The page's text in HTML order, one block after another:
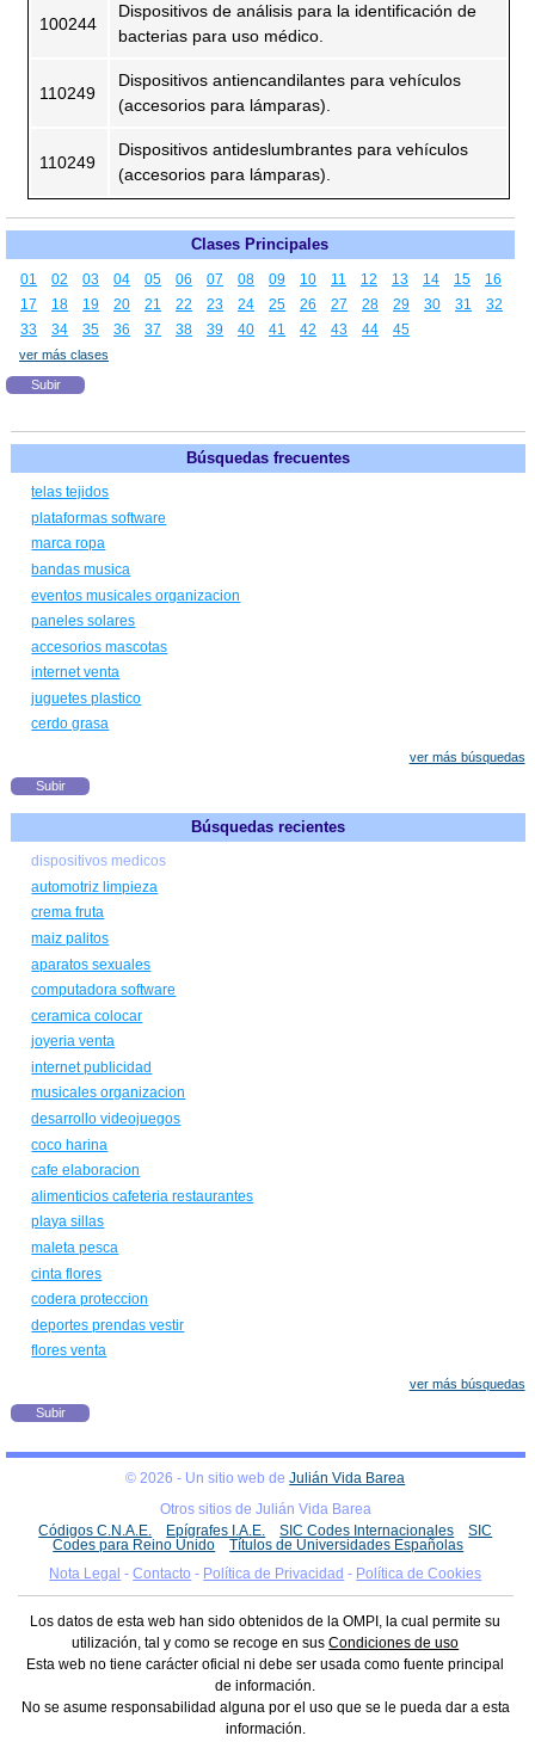
100244
Dispositivos de análisis para la identificación de
bacterias para uso médico.
110249
Dispositivos antiencandilantes para vehículos
(accesorios para lámparas).
110249
Dispositivos antideslumbrantes para vehículos
(accesorios para lámparas).
Clases Principales
01 02 03 04 05 06 07 08 09 10 11 12 13 14 15
16
17
18 19 20 21 22 23 24 25 26 27 28 29 30 31
32
33
34 35 36 37 38 39 40 41 42 43 44 45
ver más clases
Subir
Búsquedas frecuentes
telas tejidos
plataformas software
marca ropa
bandas musica
eventos musicales organizacion
paneles solares
accesorios mascotas
internet venta
juguetes plastico
cerdo grasa
ver más búsquedas
Subir
Búsquedas recientes
dispositivos medicos
automotriz limpieza
crema fruta
maiz palitos
aparatos sexuales
computadora software
ceramica colocar
joyeria venta
internet publicidad
musicales organizacion
desarrollo videojuegos
coco harina
cafe elaboracion
alimenticios cafeteria restaurantes
playa sillas
maleta pesca
cinta flores
codera proteccion
deportes prendas vestir
flores venta
ver más búsquedas
Subir
© 2026 - Un sitio web deJulián Vida Barea
Otros sitios de Julián Vida Barea
Códigos C.N.A.E.
Epígrafes I.A.E. SIC Codes Internacionales
SIC
Codes para Reino Unido
Títulos de Universidades Españolas
Nota Legal -Contacto - Política de Privacidad - Política de Cookies
Los datos de esta web han sido obtenidos de la OMPI, la cual permite su
utilización, tal y como se recoge en susCondiciones de uso
Esta web no tiene carácter oficial ni debe ser usada como fuente principal
de información.
No se asume responsabilidad alguna por el uso que se le pueda dar a esta
información.